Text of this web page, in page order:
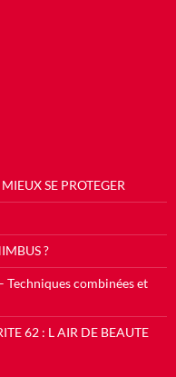
SE PROTEGER
?
Techniques combinées et
62 : L AIR DE BEAUTE